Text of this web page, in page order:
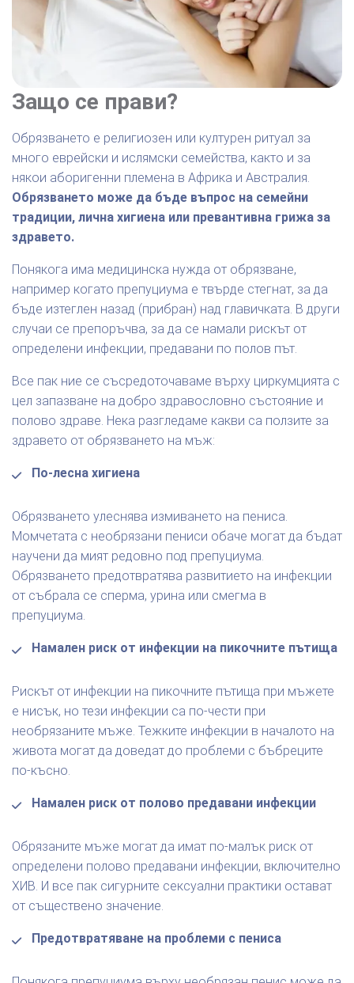
Защо се прави?
Обрязването е религиозен или културен ритуал за
много еврейски и ислямски семейства, както и за
някои аборигенни племена в Африка и Австралия.
Обрязването може да бъде въпрос на семейни
традиции, лична хигиена или превантивна грижа за
здравето.
Понякога има медицинска нужда от обрязване,
например когато препуциума е твърде стегнат, за да
бъде изтеглен назад (прибран) над главичката. В други
случаи се препоръчва, за да се намали рискът от
определени инфекции, предавани по полов път.
Все пак ние се съсредоточаваме върху циркумцията с
цел запазване на добро здравословно състояние и
полово здраве. Нека разгледаме какви са ползите за
здравето от обрязването на мъж:
По-лесна хигиена
Обрязването улеснява измиването на пениса.
Момчетата с необрязани пениси обаче могат да бъдат
научени да мият редовно под препуциума.
Обрязването предотвратява развитието на инфекции
от събрала се сперма, урина или смегма в
препуциума.
Намален риск от инфекции на пикочните пътища
Рискът от инфекции на пикочните пътища при мъжете
е нисък, но тези инфекции са по-чести при
необрязаните мъже. Тежките инфекции в началото на
живота могат да доведат до проблеми с бъбреците
по-късно.
Намален риск от полово предавани инфекции
Обрязаните мъже могат да имат по-малък риск от
определени полово предавани инфекции, включително
ХИВ. И все пак сигурните сексуални практики остават
от съществено значение.
Предотвратяване на проблеми с пениса